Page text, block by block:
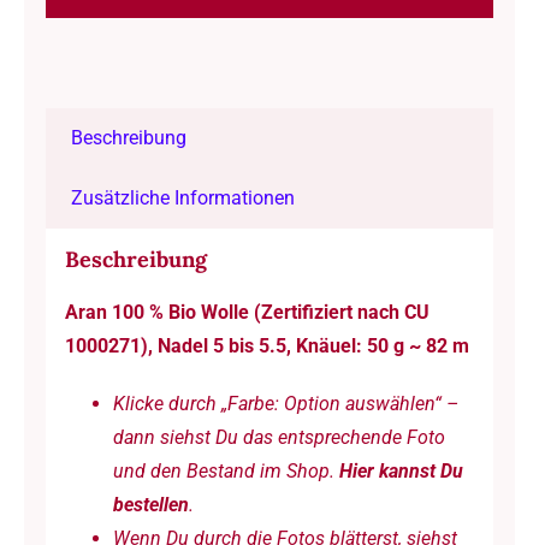
-
50
à
82
m
Beschreibung
Zusätzliche Informationen
Beschreibung
Aran 100 % Bio Wolle (Zertifiziert nach CU
1000271), Nadel 5 bis 5.5, Knäuel: 50 g ~ 82 m
Klicke durch „Farbe: Option auswählen“ –
dann siehst Du das entsprechende Foto
und den Bestand im Shop. Hier kannst Du
bestellen.
Wenn Du durch die Fotos blätterst, siehst